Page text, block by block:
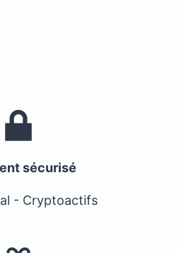
sécurisé
- Cryptoactifs